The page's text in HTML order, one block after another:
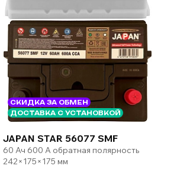
СКИДКА ЗА ОБМЕН
ДОСТАВКА С УСТАНОВКОЙ
JAPAN STAR 56077 SMF
60 Ач 600 А обратная полярность
242×175×175 мм